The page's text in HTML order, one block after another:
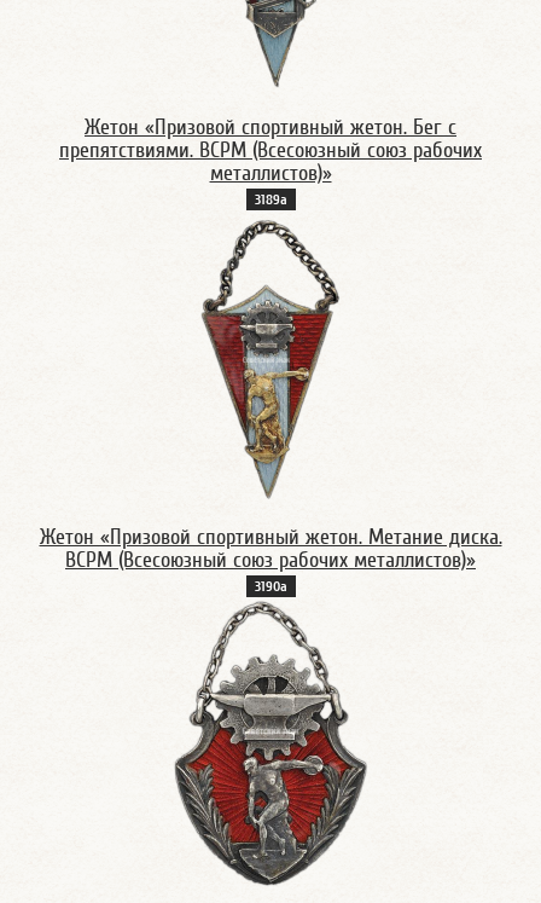
Жетон «Призовой спортивный жетон. Бег с
препятствиями. ВСРМ (Всесоюзный союз рабочих
металлистов)»
3189а
Жетон «Призовой спортивный жетон. Метание диска.
ВСРМ (Всесоюзный союз рабочих металлистов)»
3190а